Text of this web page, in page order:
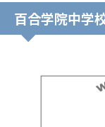
百合学院中学